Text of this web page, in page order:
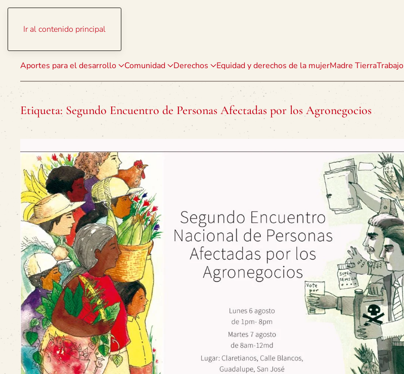
Ir al contenido principal
Aportes para el desarrollo Comunidad Derechos Equidad y derechos de la mujerMadre TierraTrabajo
Etiqueta: Segundo Encuentro de Personas Afectadas por los Agronegocios